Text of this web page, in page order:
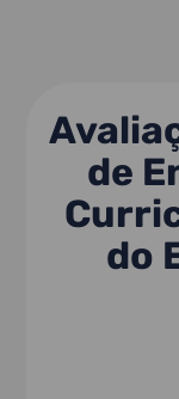
de
do